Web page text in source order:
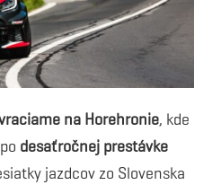
na Horehronie, kde
desaťročnej prestávke
jazdcov zo Slovenska